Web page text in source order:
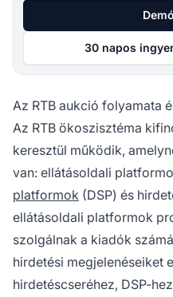
30 napos
Az RTB aukció folyamata
Az RTB ökoszisztéma
keresztül működik,
van: ellátásoldali
platformok (DSP) és
ellátásoldali platformok
szolgálnak a kiadók
hirdetési megjelenéseiket
hirdetéscseréhez, DSP-